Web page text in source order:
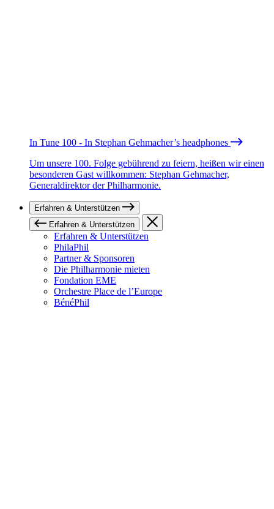
In Tune 100 - In Stephan Gehmacher’s headphones
Um unsere 100. Folge gebührend zu feiern, heißen wir einen
besonderen Gast willkommen: Stephan Gehmacher,
Generaldirektor der Philharmonie.
Erfahren & Unterstützen
Erfahren & Unterstützen
Erfahren & Unterstützen
PhilaPhil
Partner & Sponsoren
Die Philharmonie mieten
Fondation EME
Orchestre Place de l’Europe
BénéPhil